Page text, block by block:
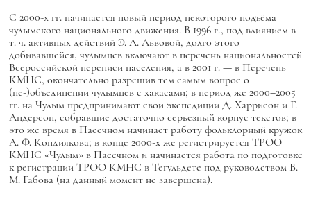
С 2000-х гг. начинается новый период некоторого подъёма
чулымского национального движения. В 1996 г., под влиянием в
т. ч. активных действий Э. Л. Львовой, долго этого
добивавшейся, чулымцев включают в перечень национальностей
Всероссийской переписи населения, а в 2001 г. — в Перечень
КМНС, окончательно разрешив тем самым вопрос о
(не-)объединении чулымцев с хакасами; в период же 2000–2005
гг. на Чулым предпринимают свои экспедиции Д. Харрисон и Г.
Андерсон, собравшие достаточно серьезный корпус текстов; в
это же время в Пасечном начинает работу фольклорный кружок
А. Ф. Кондиякова; в конце 2000-х же регистрируется ТРОО
КМНС «Чулым» в Пасечном и начинается работа по подготовке
к регистрации ТРОО КМНС в Тегульдете под руководством В.
М. Габова (на данный момент не завершена).